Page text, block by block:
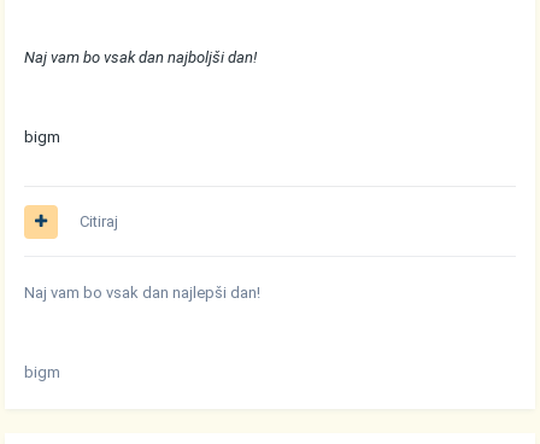
Naj vam bo vsak dan najboljši dan!
bigm
Citiraj
Naj vam bo vsak dan najlepši dan!
bigm